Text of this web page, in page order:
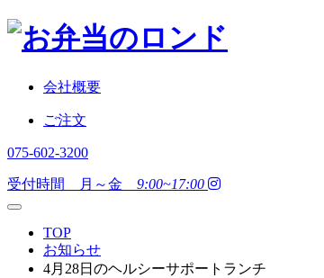
会社概要
ご注文
075-602-3200
受付時間 月～金 9:00~17:00
TOP
お知らせ
4月28日のヘルシーサポートランチ